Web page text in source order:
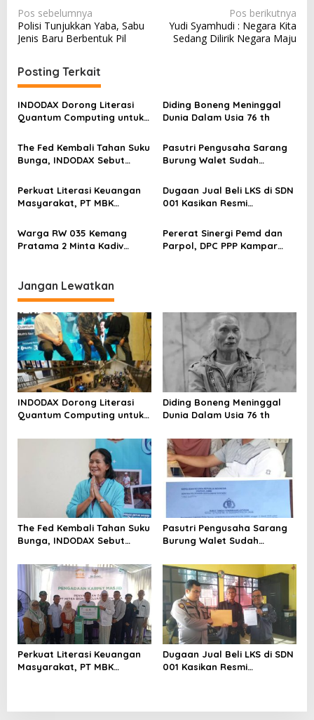
N
a
v
i
g
a
s
i
p
o
s
Pos sebelumnya
Polisi Tunjukkan Yaba, Sabu
Jenis Baru Berbentuk Pil
Pos berikutnya
Yudi Syamhudi : Negara Kita
Sedang Dilirik Negara Maju
Posting Terkait
INDODAX Dorong Literasi
Quantum Computing untuk
Blockchain
Diding Boneng Meninggal
Dunia Dalam Usia 76 th
The Fed Kembali Tahan Suku
Bunga, INDODAX Sebut
Sentimen Pasar
Pasutri Pengusaha Sarang
Burung Walet Sudah
Pelapor Desak Polda Jambi
Segera Lakukan Penahanan
Perkuat Literasi Keuangan
Masyarakat, PT MBK
Karpet Masjid di Pakuhaji
Dugaan Jual Beli LKS di SDN
001 Kasikan Resmi
Kampar, Pemred – Pimum
Metroterkini.id Desak Usut
Kasus Ini
Warga RW 035 Kemang
Pratama 2 Minta Kadiv
Metro Bekasi Kota
Pererat Sinergi Pemd dan
Parpol, DPC PPP Kampar
Jangan Lewatkan
INDODAX Dorong Literasi
Quantum Computing untuk
Blockchain
Diding Boneng Meninggal
Dunia Dalam Usia 76 th
The Fed Kembali Tahan Suku
Bunga, INDODAX Sebut
Sentimen Pasar
Pasutri Pengusaha Sarang
Burung Walet Sudah
Pelapor Desak Polda Jambi
Segera Lakukan Penahanan
Perkuat Literasi Keuangan
Masyarakat, PT MBK
Dugaan Jual Beli LKS di SDN
001 Kasikan Resmi